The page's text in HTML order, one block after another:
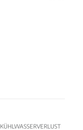
KÜHLWASSERVERLUST